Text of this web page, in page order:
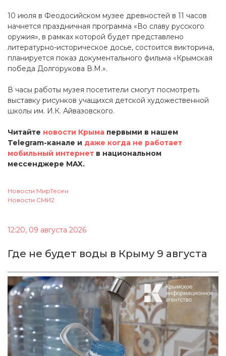
10 июля в Феодосийском музее древностей в 11 часов
начнется праздничная программа «Во славу русского
оружия», в рамках которой будет представлено
литературно-историческое досье, состоится викторина,
планируется показ документального фильма «Крымская
победа Долгорукова В.М.».
В часы работы музея посетители смогут посмотреть
выставку рисунков учащихся детской художественной
школы им. И.К. Айвазовского.
Читайте новости Крыма первыми в нашем
Telegram-канале и даже когда не работает
мобильный интернет в национальном
мессенджере MAX.
Новости МирТесен
Новости СМИ2
12:20, 09 августа 2026
Где не будет воды в Крыму 9 августа